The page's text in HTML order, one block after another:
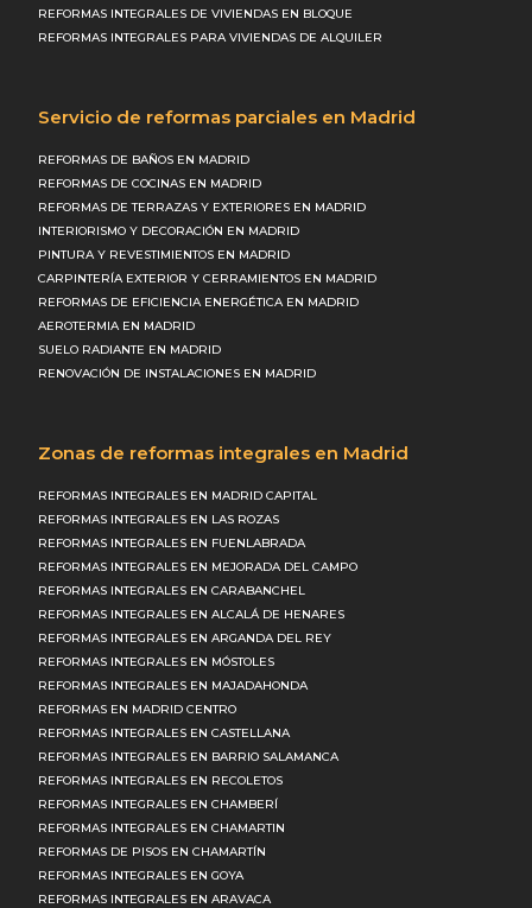
REFORMAS INTEGRALES DE VIVIENDAS EN BLOQUE
REFORMAS INTEGRALES PARA VIVIENDAS DE ALQUILER
Servicio de reformas parciales en Madrid
REFORMAS DE BAÑOS EN MADRID
REFORMAS DE COCINAS EN MADRID
REFORMAS DE TERRAZAS Y EXTERIORES EN MADRID
INTERIORISMO Y DECORACIÓN EN MADRID
PINTURA Y REVESTIMIENTOS EN MADRID
CARPINTERÍA EXTERIOR Y CERRAMIENTOS EN MADRID
REFORMAS DE EFICIENCIA ENERGÉTICA EN MADRID
AEROTERMIA EN MADRID
SUELO RADIANTE EN MADRID
RENOVACIÓN DE INSTALACIONES EN MADRID
Zonas de reformas integrales en Madrid
REFORMAS INTEGRALES EN MADRID CAPITAL
REFORMAS INTEGRALES EN LAS ROZAS
REFORMAS INTEGRALES EN FUENLABRADA
REFORMAS INTEGRALES EN MEJORADA DEL CAMPO
REFORMAS INTEGRALES EN CARABANCHEL
REFORMAS INTEGRALES EN ALCALÁ DE HENARES
REFORMAS INTEGRALES EN ARGANDA DEL REY
REFORMAS INTEGRALES EN MÓSTOLES
REFORMAS INTEGRALES EN MAJADAHONDA
REFORMAS EN MADRID CENTRO
REFORMAS INTEGRALES EN CASTELLANA
REFORMAS INTEGRALES EN BARRIO SALAMANCA
REFORMAS INTEGRALES EN RECOLETOS
REFORMAS INTEGRALES EN CHAMBERÍ
REFORMAS INTEGRALES EN CHAMARTIN
REFORMAS DE PISOS EN CHAMARTÍN
REFORMAS INTEGRALES EN GOYA
REFORMAS INTEGRALES EN ARAVACA